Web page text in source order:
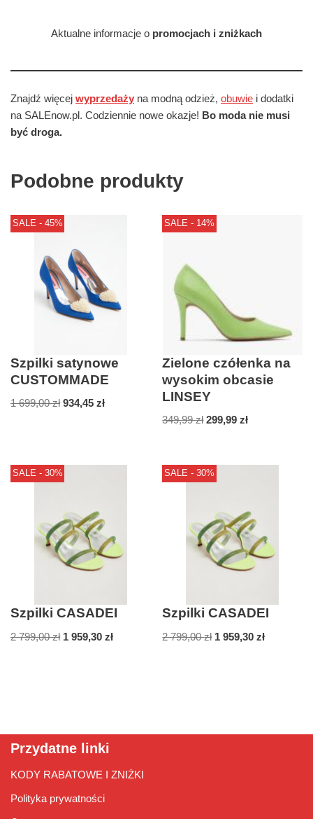
Aktualne informacje o promocjach i zniżkach
Znajdź więcej wyprzedaży na modną odzież, obuwie i dodatki
na SALEnow.pl. Codziennie nowe okazje! Bo moda nie musi
być droga.
Podobne produkty
SALE - 45%
Szpilki satynowe
CUSTOMMADE
1 699,00zł 934,45 zł
SALE - 14%
Zielone czółenka na
wysokim obcasie
LINSEY
349,99zł 299,99zł
SALE - 30%
Szpilki CASADEI
2 799,00zł 1 959,30 zł
SALE - 30%
Szpilki CASADEI
2 799,00zł 1 959,30zł
Przydatne linki
KODY RABATOWE I ZNIŻKI
Polityka prywatności